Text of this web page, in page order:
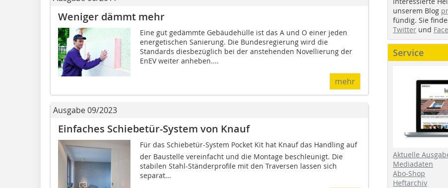
Weniger dämmt mehr
Eine gut gedämmte Gebäudehülle ist das A und O einer jeden
energetischen Sanierung. Die Bundesregierung wird die
Standards diesbezüglich bei der anstehenden Novellierung der
EnEV weiter anheben....
mehr
Ausgabe 09/2023
Einfaches Schiebetür-System von Knauf
Für das Schiebetür-System Pocket Kit hat Knauf das Handling auf
der Baustelle vereinfacht und die Montage beschleunigt. Die
stabilen Stahl-Ständerprofile mit den Traversen lassen sich
separat...
unserem Blog
fündig. Sie
Twitter und
Service
Aktuelle
Mediadaten
Abo-Shop
Heftarchiv